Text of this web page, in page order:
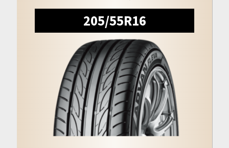
205/55R16